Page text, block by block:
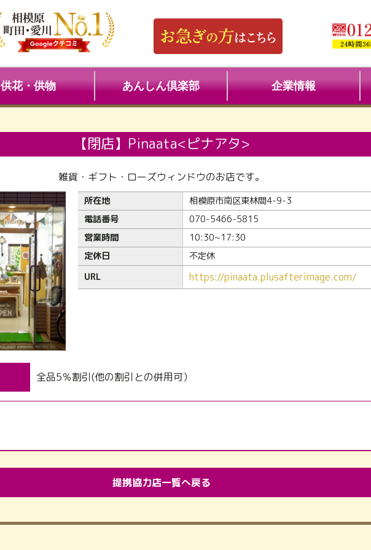
供花・供物 あんしん倶楽部 企業情報
【閉店】Pinaata<ピナアタ>
雑貨・ギフト・ローズウィンドウのお店です。
所在地
相模原市南区東林間4-9-3
電話番号
070-5466-5815
営業時間
10:30~17:30
定休日
不定休
URL
https://pinaata.plusafterimage.com/
全品5％割引(他の割引との併用可）
提携協力店一覧へ戻る